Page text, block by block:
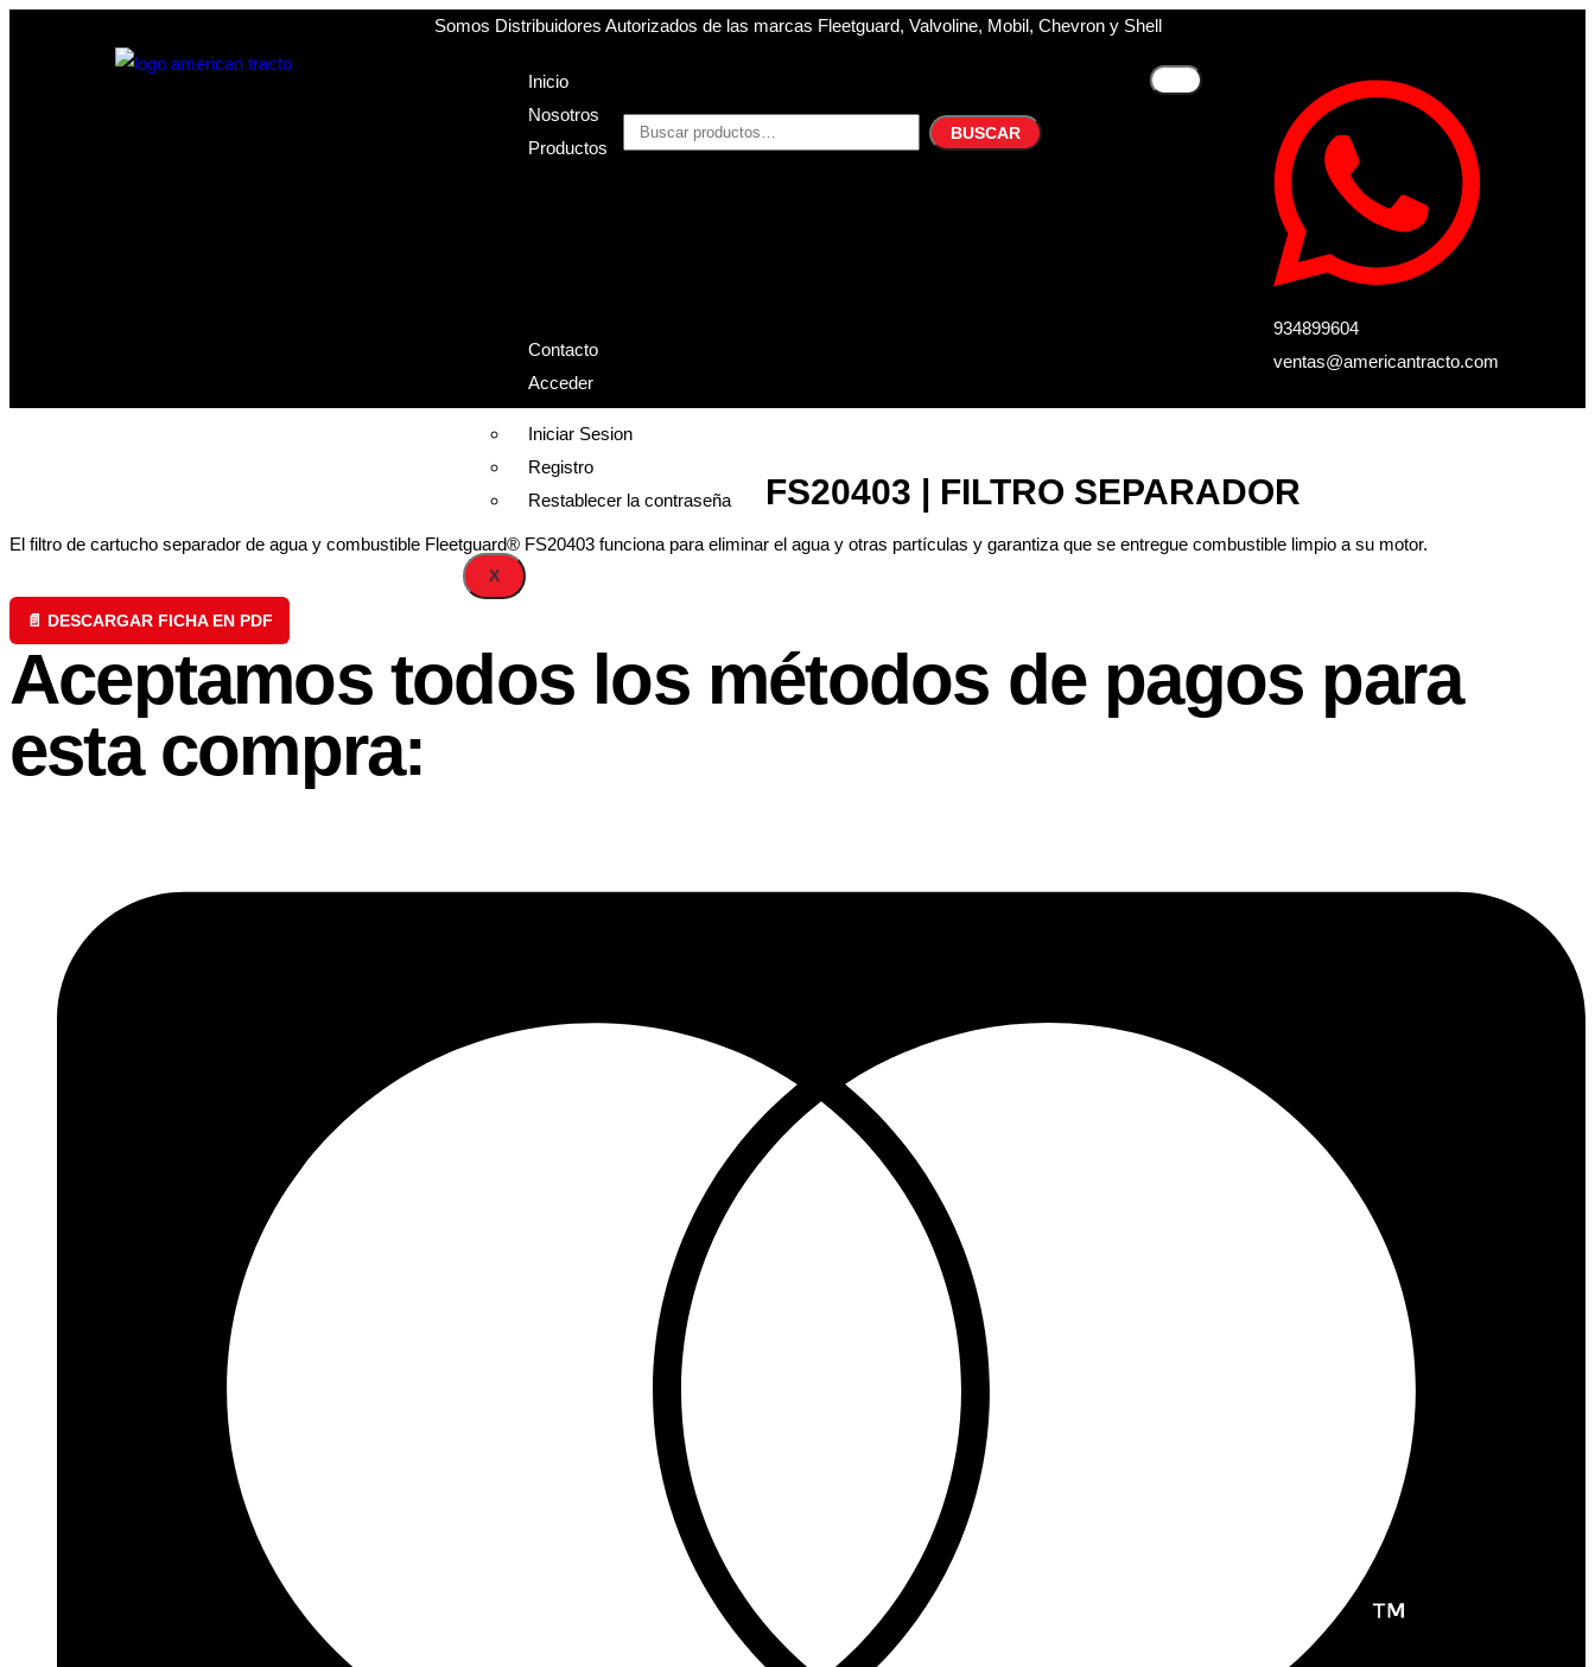
Somos Distribuidores Autorizados de las marcas Fleetguard, Valvoline, Mobil, Chevron y Shell
Inicio
Nosotros
Productos
Contacto
Acceder
Iniciar Sesion
Registro
Restablecer la contraseña
X
BUSCAR
934899604
ventas@americantracto.com
FS20403 | FILTRO SEPARADOR
El filtro de cartucho separador de agua y combustible Fleetguard® FS20403 funciona para eliminar el agua y otras partículas y garantiza que se entregue combustible limpio a su motor.
📄 DESCARGAR FICHA EN PDF
Aceptamos todos los métodos de pagos para
esta compra: